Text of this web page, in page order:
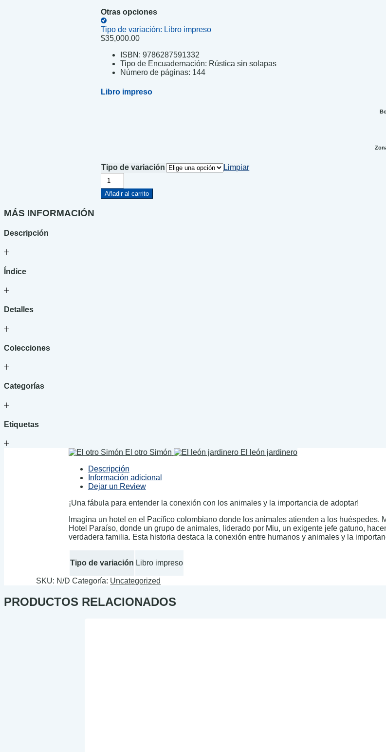
Otras opciones
Tipo de variación: Libro impreso
$35,000.00
ISBN: 9786287591332
Tipo de Encuadernación: Rústica sin solapas
Número de páginas: 144
Libro impreso
Tipo de variación
Limpiar
Mila,
perrita
Añadir al carrito
MÁS INFORMACIÓN
Descripción
Índice
Detalles
Colecciones
Categorías
Etiquetas
El otro Simón
El león jardinero
Descripción
Información adicional
Dejar un Review
¡Una fábula para entender la conexión con los animales y la importancia de adoptar!
Imagina un hotel en el Pacífico colombiano donde los animales atienden a los huéspedes.
Hotel Paraíso, donde un grupo de animales, liderado por Miu, un exigente jefe gatuno,
verdadera familia. Esta historia destaca la conexión entre humanos y animales y la
Tipo de variación Libro impreso
SKU: N/D Categoría: Uncategorized
PRODUCTOS RELACIONADOS